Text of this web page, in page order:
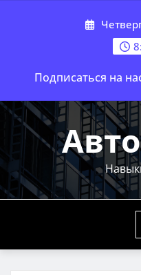
Подписаться на